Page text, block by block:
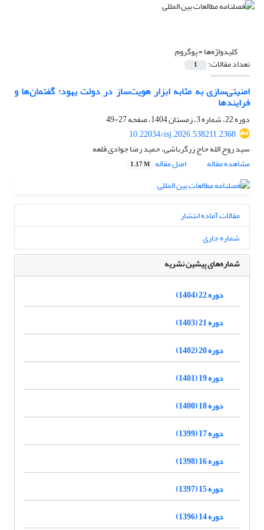
کلیدواژه‌ها =پوگروم
تعداد مقالات: 1
امنیتی‌سازی به مثابه ابزار هویت‌ساز در دولت یهود؛ گفتمان‌ها و
فرایندها
دوره 22، شماره 3، زمستان 1404، صفحه
27-49
10.22034/isj.2026.538211.2368
سید روح الله حاج زرگرباشی، حمید رضا جوادی قلعه
مشاهده مقاله
اصل مقاله 1.17 M
مقالات آماده انتشار
شماره جاری
شماره‌های پیشین نشریه
دوره 22 (1404)
دوره 21 (1403)
دوره 20 (1402)
دوره 19 (1401)
دوره 18 (1400)
دوره 17 (1399)
دوره 16 (1398)
دوره 15 (1397)
دوره 14 (1396)